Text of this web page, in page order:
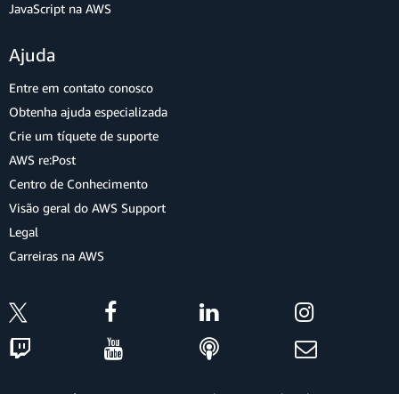
JavaScript na AWS
Ajuda
Entre em contato conosco
Obtenha ajuda especializada
Crie um tíquete de suporte
AWS re:Post
Centro de Conhecimento
Visão geral do AWS Support
Legal
Carreiras na AWS